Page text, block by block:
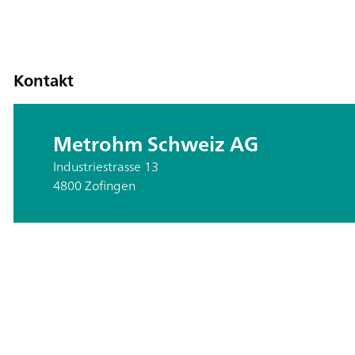
Kontakt
Metrohm Schweiz AG
Industriestrasse 13
4800 Zofingen